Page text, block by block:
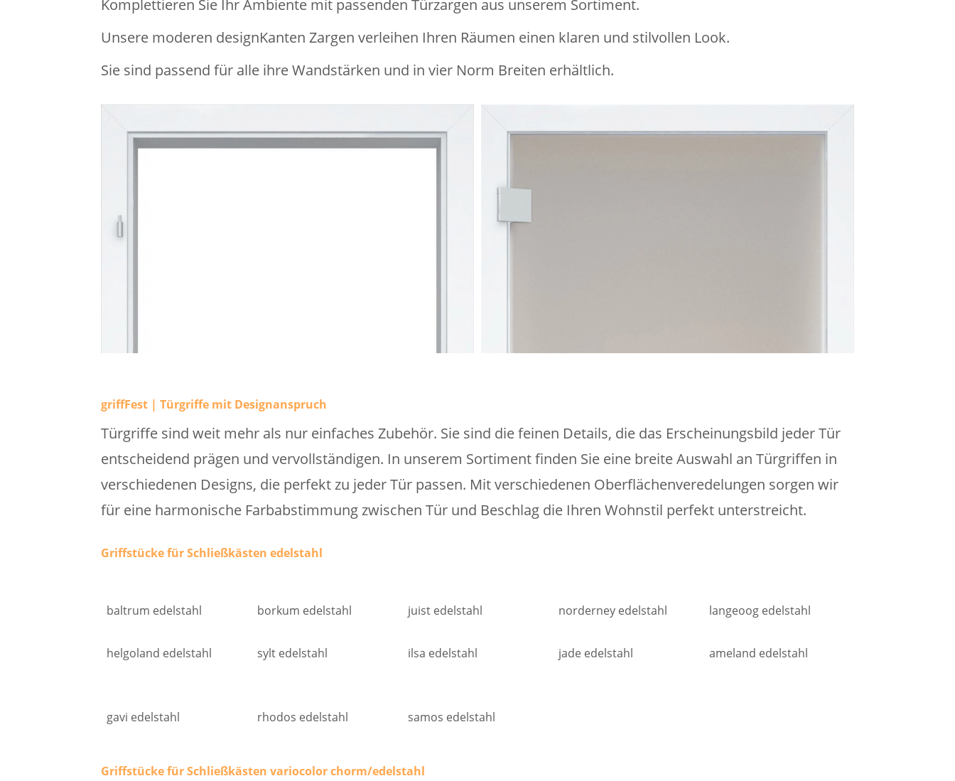
Komplettieren Sie Ihr Ambiente mit passenden Türzargen aus unserem Sortiment.
Unsere moderen designKanten Zargen verleihen Ihren Räumen einen klaren und stilvollen Look.
Sie sind passend für alle ihre Wandstärken und in vier Norm Breiten erhältlich.
griffFest | Türgriffe mit Designanspruch
Türgriffe sind weit mehr als nur einfaches Zubehör. Sie sind die feinen Details, die das Erscheinungsbild jeder Tür
entscheidend prägen und vervollständigen. In unserem Sortiment finden Sie eine breite Auswahl an Türgriffen in
verschiedenen Designs, die perfekt zu jeder Tür passen. Mit verschiedenen Oberflächenveredelungen sorgen wir
für eine harmonische Farbabstimmung zwischen Tür und Beschlag die Ihren Wohnstil perfekt unterstreicht.
Griffstücke für Schließkästen edelstahl
baltrum edelstahl borkum edelstahl juist edelstahl norderney edelstahl langeoog edelstahl
helgoland edelstahl sylt edelstahl ilsa edelstahl jade edelstahl ameland edelstahl
gavi edelstahl rhodos edelstahl samos edelstahl
Griffstücke für Schließkästen variocolor chorm/edelstahl